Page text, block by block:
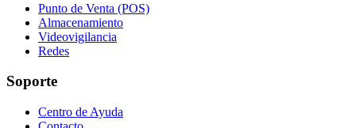
Punto de Venta (POS)
Almacenamiento
Videovigilancia
Redes
Soporte
Centro de Ayuda